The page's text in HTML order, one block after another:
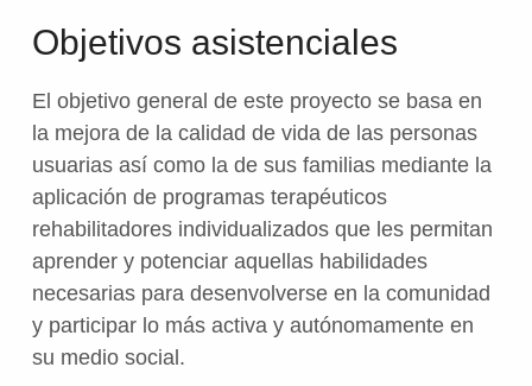
Objetivos asistenciales
El objetivo general de este proyecto se basa en
la mejora de la calidad de vida de las personas
usuarias así como la de sus familias mediante la
aplicación de programas terapéuticos
rehabilitadores individualizados que les permitan
aprender y potenciar aquellas habilidades
necesarias para desenvolverse en la comunidad
y participar lo más activa y autónomamente en
su medio social.